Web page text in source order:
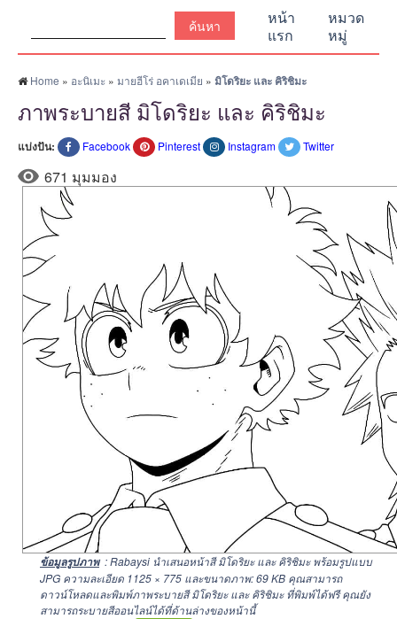
หน้า
แรก
หมวด
หมู่
Home » อะนิเมะ » มายฮีโร่ อคาเดเมีย » มิโดริยะ และ คิริชิมะ
ภาพระบายสี มิโดริยะ และ คิริชิมะ
แบ่งปัน: Facebook Pinterest Instagram Twitter
671 มุมมอง
ข้อมูลรูปภาพ : Rabaysi นำเสนอหน้าสี มิโดริยะ และ คิริชิมะ พร้อมรูปแบบ
JPG ความละเอียด 1125 × 775 และขนาดภาพ: 69 KB คุณสามารถ
ดาวน์โหลดและพิมพ์ภาพระบายสี มิโดริยะ และ คิริชิมะ ที่พิมพ์ได้ฟรี คุณยัง
สามารถระบายสีออนไลน์ได้ที่ด้านล่างของหน้านี้